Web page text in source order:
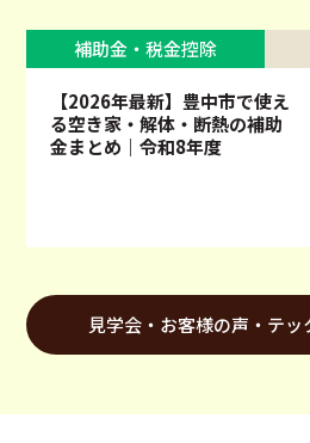
補助金・税金控除
【2026年最新】豊中市で使え
る空き家・解体・断熱の補助
金まとめ｜令和8年度
見学会・お客様の声・テ